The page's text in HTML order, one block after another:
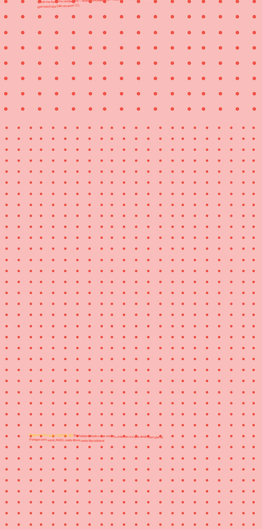
que sou hoje (ain, eu amo 🤧).
E agora é hora de CURTIR, bb!De celebrar tudo o que somos, criamos e o que ainda vem por aí.
Porque sem você, MiGS, nada disso seria tão icônico!